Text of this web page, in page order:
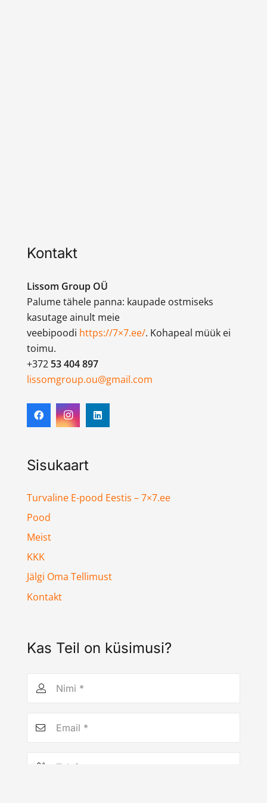
Kontakt
Lissom Group OÜ
Palume tähele panna: kaupade ostmiseks
kasutage ainult meie
veebipoodi https://7×7.ee/. Kohapeal müük ei
toimu.
+372 53 404 897
lissomgroup.ou@gmail.com
Sisukaart
Turvaline E-pood Eestis – 7×7.ee
Pood
Meist
KKK
Jälgi Oma Tellimust
Kontakt
Kas Teil on küsimusi?